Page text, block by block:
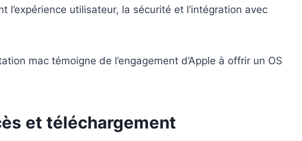
l’expérience utilisateur, la sécurité et l’intégration avec
mac témoigne de l’engagement d’Apple à offrir un OS
et téléchargement